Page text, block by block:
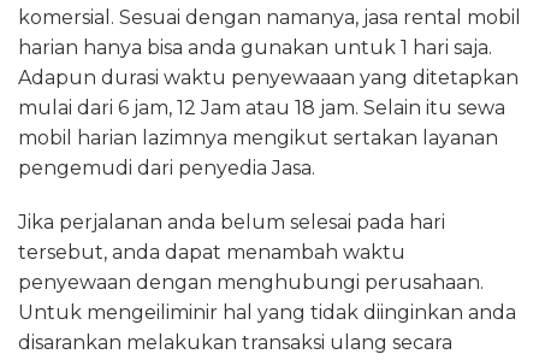
komersial. Sesuai dengan namanya, jasa rental mobil
harian hanya bisa anda gunakan untuk 1 hari saja.
Adapun durasi waktu penyewaaan yang ditetapkan
mulai dari 6 jam, 12 Jam atau 18 jam. Selain itu sewa
mobil harian lazimnya mengikut sertakan layanan
pengemudi dari penyedia Jasa.
Jika perjalanan anda belum selesai pada hari
tersebut, anda dapat menambah waktu
penyewaan dengan menghubungi perusahaan.
Untuk mengeiliminir hal yang tidak diinginkan anda
disarankan melakukan transaksi ulang secara